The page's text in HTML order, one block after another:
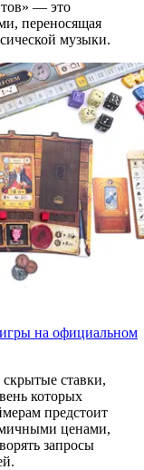
— это
переносящая
музыки.
на официальном
ставки,
которых
предстоит
ценами,
запросы